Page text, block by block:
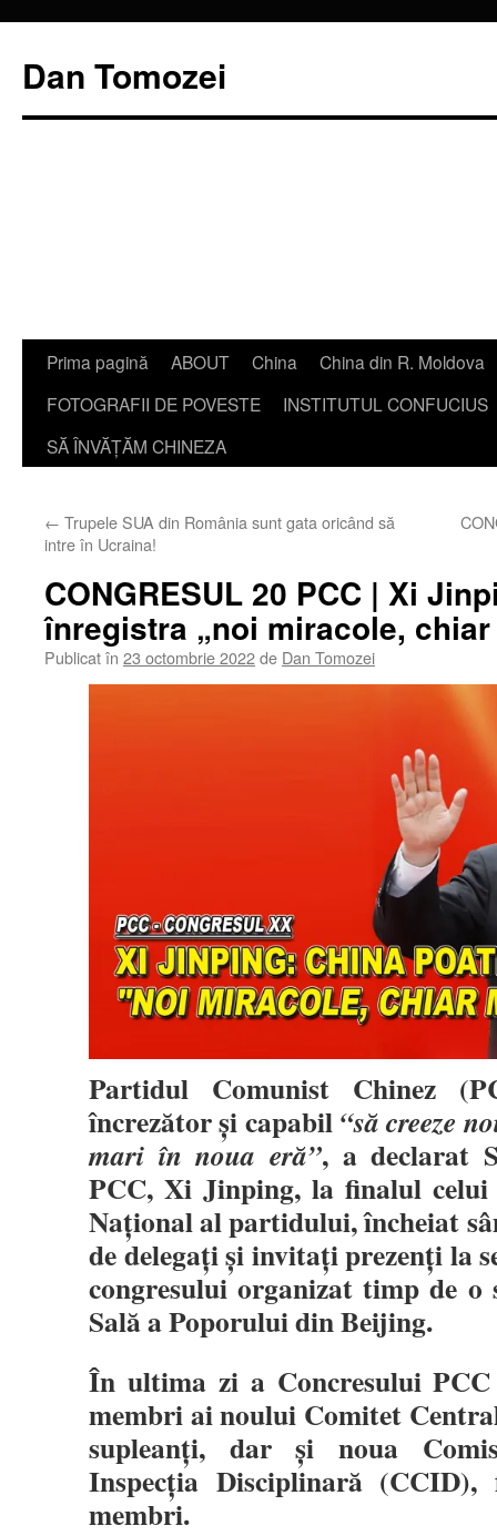
Dan Tomozei
Sari
conținut
Prima pagină ABOUT China
China din R. Moldova
FOTOGRAFII DE POVESTE
INSTITUTUL CONFUCIUS
SĂ ÎNVĂŢĂM CHINEZA
← Trupele SUA din România sunt gata oricând să
intre în Ucraina!
CONGRESUL 20 PCC | Xi
înregistra „noi miracole,
Publicat în 23 octombrie 2022de Dan Tomozei
Partidul Comunist Chinez
încrezător și capabil“să creeze
mari în noua eră”, a declarat
PCC, Xi Jinping, la finalul celui
Național al partidului, încheiat
de delegați și invitați prezenți la
congresului organizat timp de o
Sală a Poporului din Beijing.
În ultima zi a Concresului
membri ai noului Comitet
supleanți, dar și noua
Inspecția Disciplinară
membri.